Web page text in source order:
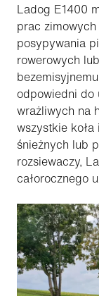
Ladog E1400
prac
posypywania
rowerowych
odpowiedni do
wrażliwych na
wszystkie
śnieżnych lub
rozsiewaczy,
całorocznego